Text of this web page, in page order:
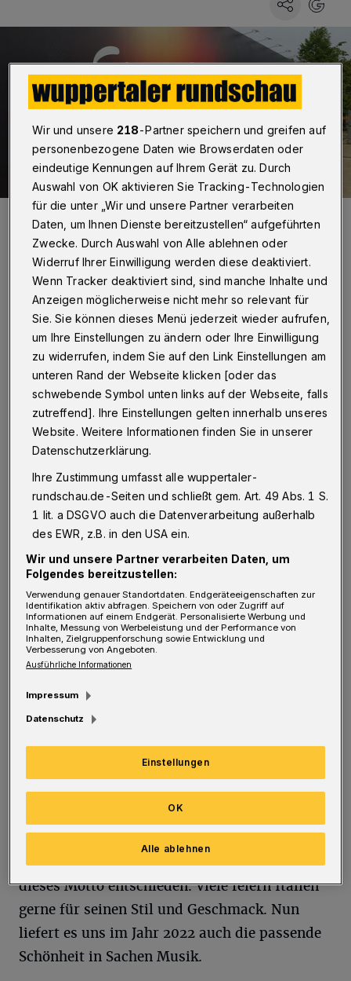
Peter Bergener ist in Turin vor Ort.
Foto: Peter Bergener
Von Peter Bergener
F antastisch, dass der Mut dieser Länder
wie zum Beispiel Portugal, Island,
Litauen und Niederlande belohnt wurden. Das
könnte bedeuten, dass sich nächstes Jahr
wieder mehr Länder trauen, auch Songs in der
Landessprache zu präsentieren. Diese
Internationalität verbinde ich seit jeher mit
dem Eurovision Song Contest.
Dass die Ukraine (übrigens auch in
Landessprache gesungen) weiterkam, das war
mir vorher schon klar. Aber erst recht, als der
Saal bebte und das Publikum nicht mehr
Solidarität war so sehr zu spüren, dass man
Gänsehaut bekam.
Nun geht es in die 2. Runde der Lieder unter
dem diesjährigen Motto „The sound of
beauty“. Jedes Jahr gibt es ein ESC-Motto.
Italien, das Land, welches unter anderem
auch für Mode und Design steht, hat sich für
dieses Motto entschieden. Viele feiern Italien
gerne für seinen Stil und Geschmack. Nun
liefert es uns im Jahr 2022 auch die passende
Schönheit in Sachen Musik.
Wir und unsere 218-Partner speichern und greifen auf
personenbezogene Daten wie Browserdaten oder
eindeutige Kennungen auf Ihrem Gerät zu. Durch
Auswahl von OK aktivieren Sie Tracking-Technologien
für die unter „Wir und unsere Partner verarbeiten
Daten, um Ihnen Dienste bereitzustellen“ aufgeführten
Zwecke. Durch Auswahl von Alle ablehnen oder
Widerruf Ihrer Einwilligung werden diese deaktiviert.
Wenn Tracker deaktiviert sind, sind manche Inhalte und
Anzeigen möglicherweise nicht mehr so relevant für
Sie. Sie können dieses Menü jederzeit wieder aufrufen,
um Ihre Einstellungen zu ändern oder Ihre Einwilligung
zu widerrufen, indem Sie auf den Link Einstellungen am
unteren Rand der Webseite klicken [oder das
schwebende Symbol unten links auf der Webseite, falls
zutreffend]. Ihre Einstellungen gelten innerhalb unseres
Website. Weitere Informationen finden Sie in unserer
Datenschutzerklärung.
Ihre Zustimmung umfasst alle wuppertaler-
rundschau.de-Seiten und schließt gem. Art. 49 Abs. 1 S.
1 lit. a DSGVO auch die Datenverarbeitung außerhalb
des EWR, z.B. in den USA ein.
Wir und unsere Partner verarbeiten Daten, um
Folgendes bereitzustellen:
Verwendung genauer Standortdaten. Endgeräteeigenschaften zur
Identifikation aktiv abfragen. Speichern von oder Zugriff auf
Informationen auf einem Endgerät. Personalisierte Werbung und
Inhalte, Messung von Werbeleistung und der Performance von
Inhalten, Zielgruppenforschung sowie Entwicklung und
Verbesserung von Angeboten.
Ausführliche Informationen
Impressum
Datenschutz
Einstellungen
Alle ablehnen
OK